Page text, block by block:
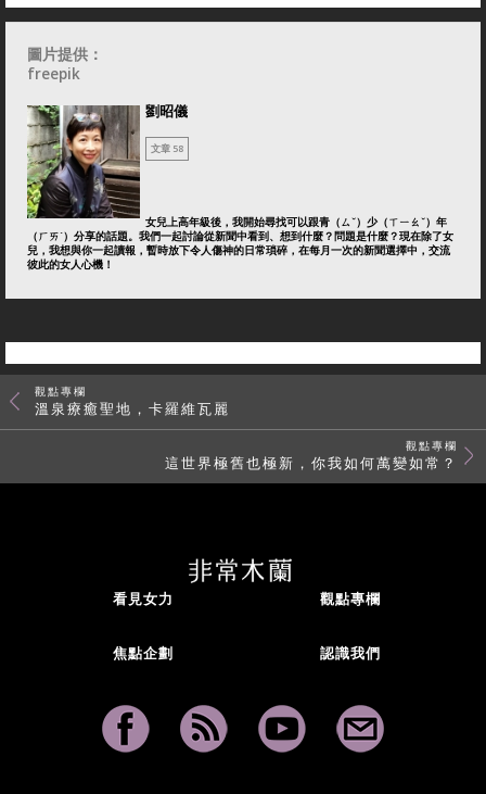
圖片提供：
freepik
劉昭儀
文章 58
女兒上高年級後，我開始尋找可以跟青（ㄙˇ）少（ㄒㄧㄠˇ）年
（ㄏㄞˊ）分享的話題。我們一起討論從新聞中看到、想到什麼？問題是什麼？現在除了女
兒，我想與你一起讀報，暫時放下令人傷神的日常瑣碎，在每月一次的新聞選擇中，交流
彼此的女人心機！
觀點專欄
溫泉療癒聖地，卡羅維瓦麗
觀點專欄
這世界極舊也極新，你我如何萬變如常？
看見女力 觀點專欄
焦點企劃 認識我們